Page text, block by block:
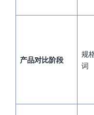
产品对比阶段
规
词